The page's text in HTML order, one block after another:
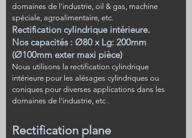
domaines de l'industrie, oil & gas, machine
spéciale, agroalimentaire, etc.
Rectification cylindrique intérieure.
Nos capacités : Ø80 x Lg: 200mm
(Ø100mm exter maxi pièce)
Nous utilisons la rectification cylindrique
intérieure pour les alésages cylindriques ou
coniques pour diverses applications dans les
domaines de l'industrie, etc .
Rectification plane